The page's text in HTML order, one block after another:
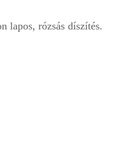
lapos, rózsás díszítés.